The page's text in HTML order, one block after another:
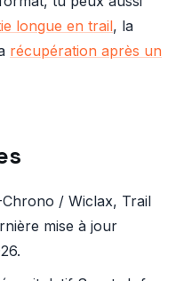
longue en trail, la
récupération après un
/ Wiclax, Trail
mise à jour